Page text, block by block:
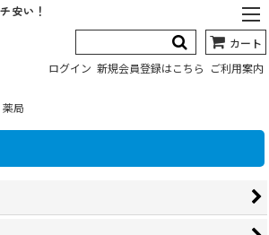
安い！
カート
ログイン 新規会員登録はこちら ご利用案内
局